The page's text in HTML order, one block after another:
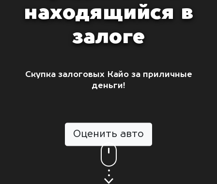
находящийся в
залоге
Скупка залоговых Кайо за приличные
деньги!
Оценить авто